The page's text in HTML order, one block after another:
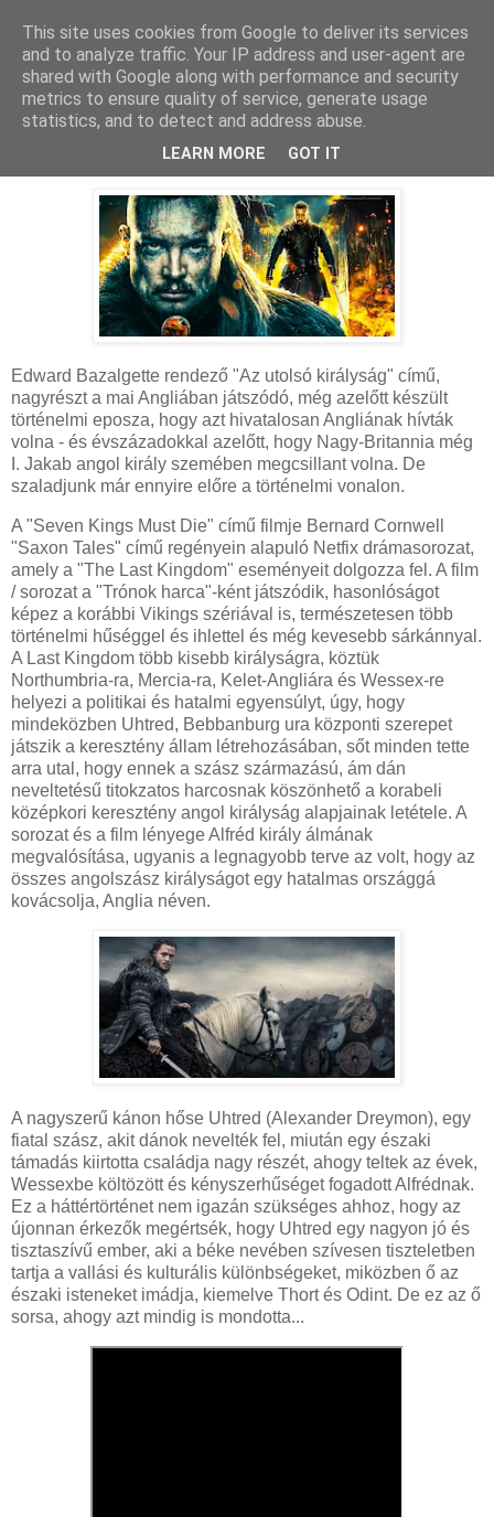
2023. június 15., csütörtök
A hét király halála - Kritika
Edward Bazalgette rendező "Az utolsó királyság" című,
nagyrészt a mai Angliában játszódó, még azelőtt készült
történelmi eposza, hogy azt hivatalosan Angliának hívták
volna - és évszázadokkal azelőtt, hogy Nagy-Britannia még
I. Jakab angol király szemében megcsillant volna. De
szaladjunk már ennyire előre a történelmi vonalon.
A "Seven Kings Must Die" című filmje Bernard Cornwell
"Saxon Tales" című regényein alapuló Netfix drámasorozat,
amely a "The Last Kingdom" eseményeit dolgozza fel. A film
/ sorozat a "Trónok harca"-ként játszódik, hasonlóságot
képez a korábbi Vikings szériával is, természetesen több
történelmi hűséggel és ihlettel és még kevesebb sárkánnyal.
A Last Kingdom több kisebb királyságra, köztük
Northumbria-ra, Mercia-ra, Kelet-Angliára és Wessex-re
helyezi a politikai és hatalmi egyensúlyt, úgy, hogy
mindeközben Uhtred, Bebbanburg ura központi szerepet
játszik a keresztény állam létrehozásában, sőt minden tette
arra utal, hogy ennek a szász származású, ám dán
neveltetésű titokzatos harcosnak köszönhető a korabeli
középkori keresztény angol királyság alapjainak letétele. A
sorozat és a film lényege Alfréd király álmának
megvalósítása, ugyanis a legnagyobb terve az volt, hogy az
összes angolszász királyságot egy hatalmas országgá
kovácsolja, Anglia néven.
A nagyszerű kánon hőse Uhtred (Alexander Dreymon), egy
fiatal szász, akit dánok nevelték fel, miután egy északi
támadás kiirtotta családja nagy részét, ahogy teltek az évek,
Wessexbe költözött és kényszerhűséget fogadott Alfrédnak.
Ez a háttértörténet nem igazán szükséges ahhoz, hogy az
újonnan érkezők megértsék, hogy Uhtred egy nagyon jó és
tisztaszívű ember, aki a béke nevében szívesen tiszteletben
tartja a vallási és kulturális különbségeket, miközben ő az
északi isteneket imádja, kiemelve Thort és Odint. De ez az ő
sorsa, ahogy azt mindig is mondotta...
This site uses cookies from Google to deliver its services
and to analyze traffic. Your IP address and user-agent are
shared with Google along with performance and security
metrics to ensure quality of service, generate usage
statistics, and to detect and address abuse.
LEARN MORE GOT IT